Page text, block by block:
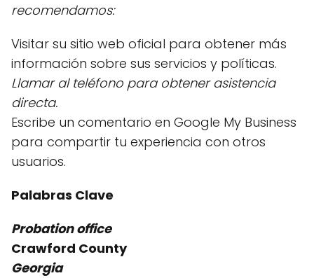
recomendamos:
Visitar su sitio web oficial para obtener más
información sobre sus servicios y políticas.
Llamar al teléfono para obtener asistencia
directa.
Escribe un comentario en Google My Business
para compartir tu experiencia con otros
usuarios.
Palabras Clave
Probation office
Crawford County
Georgia